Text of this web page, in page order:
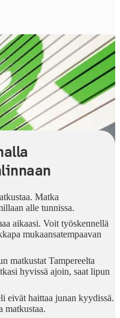
Matka
alle tunnissa.
aikaasi. Voit työskennellä
mukaansatempaavan
matkustat Tampereelta
hyvissä ajoin, saat lipun
eivät haittaa junan kyydissä.
matkustaa.